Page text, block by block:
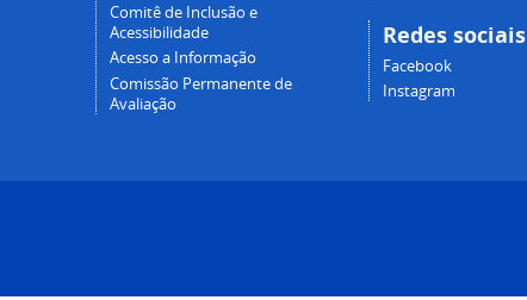
Comitê de Inclusão e
Acessibilidade
Acesso a Informação
Comissão Permanente de
Avaliação
Redes sociais
Facebook
Instagram